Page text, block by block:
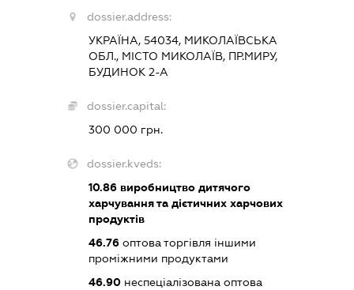
dossier.address:
УКРАЇНА, 54034, МИКОЛАЇВСЬКА
ОБЛ., МІСТО МИКОЛАЇВ, ПР.МИРУ,
БУДИНОК 2-А
dossier.capital:
300 000 грн.
dossier.kveds:
10.86виробництво дитячого
харчування та дієтичних харчових
продуктів
46.76оптова торгівля іншими
проміжними продуктами
46.90неспеціалізована оптова